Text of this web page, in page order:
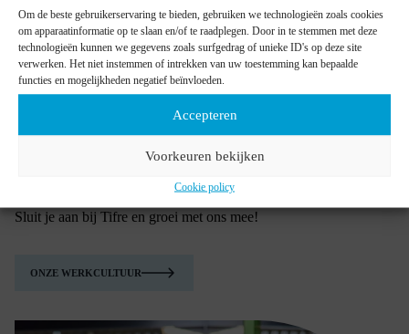
Om de beste gebruikerservaring te bieden, gebruiken we technologieën zoals cookies
om apparaatinformatie op te slaan en/of te raadplegen. Door in te stemmen met deze
technologieën kunnen we gegevens zoals surfgedrag of unieke ID's op deze site
verwerken. Het niet instemmen of intrekken van uw toestemming kan bepaalde
functies en mogelijkheden negatief beïnvloeden.
Accepteren
Voorkeuren bekijken
Cookie policy
stimuleren we voortdurende persoonlijke en professionele
ontwikkeling, zodat je altijdhet beste uit jezelf kan halen.
We geloven in samenwerking, respect en de kracht van
teamwork. Iedereen krijgt de kans om bij te dragen en mee te
denken over verbeteringen en innovaties. Bij Tifre zijn je ideeën
We hechten veel belang aan eenpositieve werkomgeving. Via
teambuildingactiviteiten, ons Tifre-café, … leer je je collega’s
werken.
Sluit je aan bij Tifre en groei met ons mee!
ONZE WERKCULTUUR